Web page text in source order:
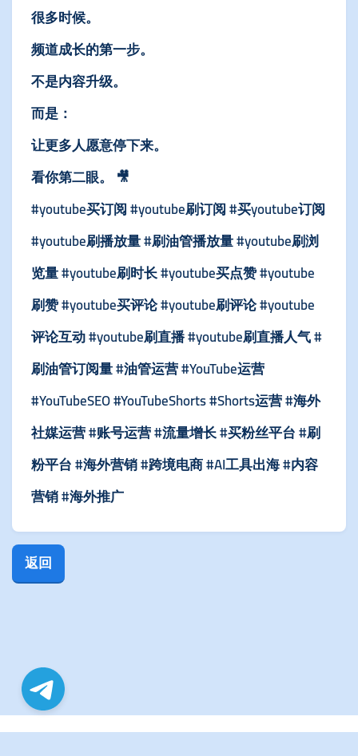
很多时候。
频道成长的第一步。
不是内容升级。
而是：
让更多人愿意停下来。
看你第二眼。 🎥
#youtube买订阅 #youtube刷订阅 #买youtube订阅
#youtube刷播放量 #刷油管播放量 #youtube刷浏
览量 #youtube刷时长 #youtube买点赞 #youtube
刷赞 #youtube买评论 #youtube刷评论 #youtube
评论互动 #youtube刷直播 #youtube刷直播人气 #
刷油管订阅量 #油管运营 #YouTube运营
#YouTubeSEO #YouTubeShorts #Shorts运营 #海外
社媒运营 #账号运营 #流量增长 #买粉丝平台 #刷
粉平台 #海外营销 #跨境电商 #AI工具出海 #内容
营销 #海外推广
返回